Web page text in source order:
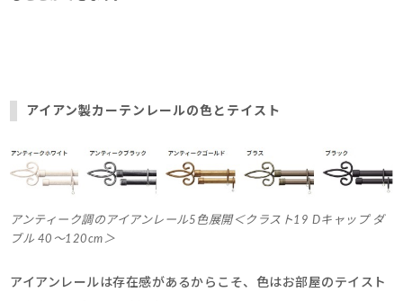
アイアン製カーテンレールの色とテイスト
アンティーク調のアイアンレール5色展開＜クラスト19 Dキャップ ダ
ブル 40～120cm＞
アイアンレールは存在感があるからこそ、色はお部屋のテイスト